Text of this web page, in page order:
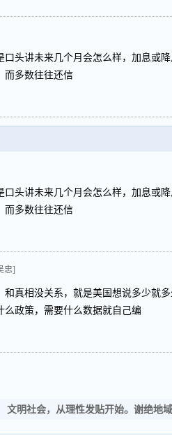
口头讲未来几个月会怎么样，加息或
而多数往往还信
口头讲未来几个月会怎么样，加息或
而多数往往还信
忠]
和真相没关系，就是美国想说多少就
么政策，需要什么数据就自己编
文明社会，从理性发贴开始。谢绝地